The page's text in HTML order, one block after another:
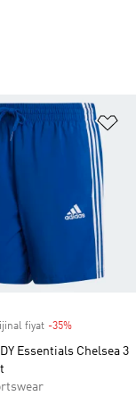
Ekle
fiyat -35%
Essentials Chelsea 3